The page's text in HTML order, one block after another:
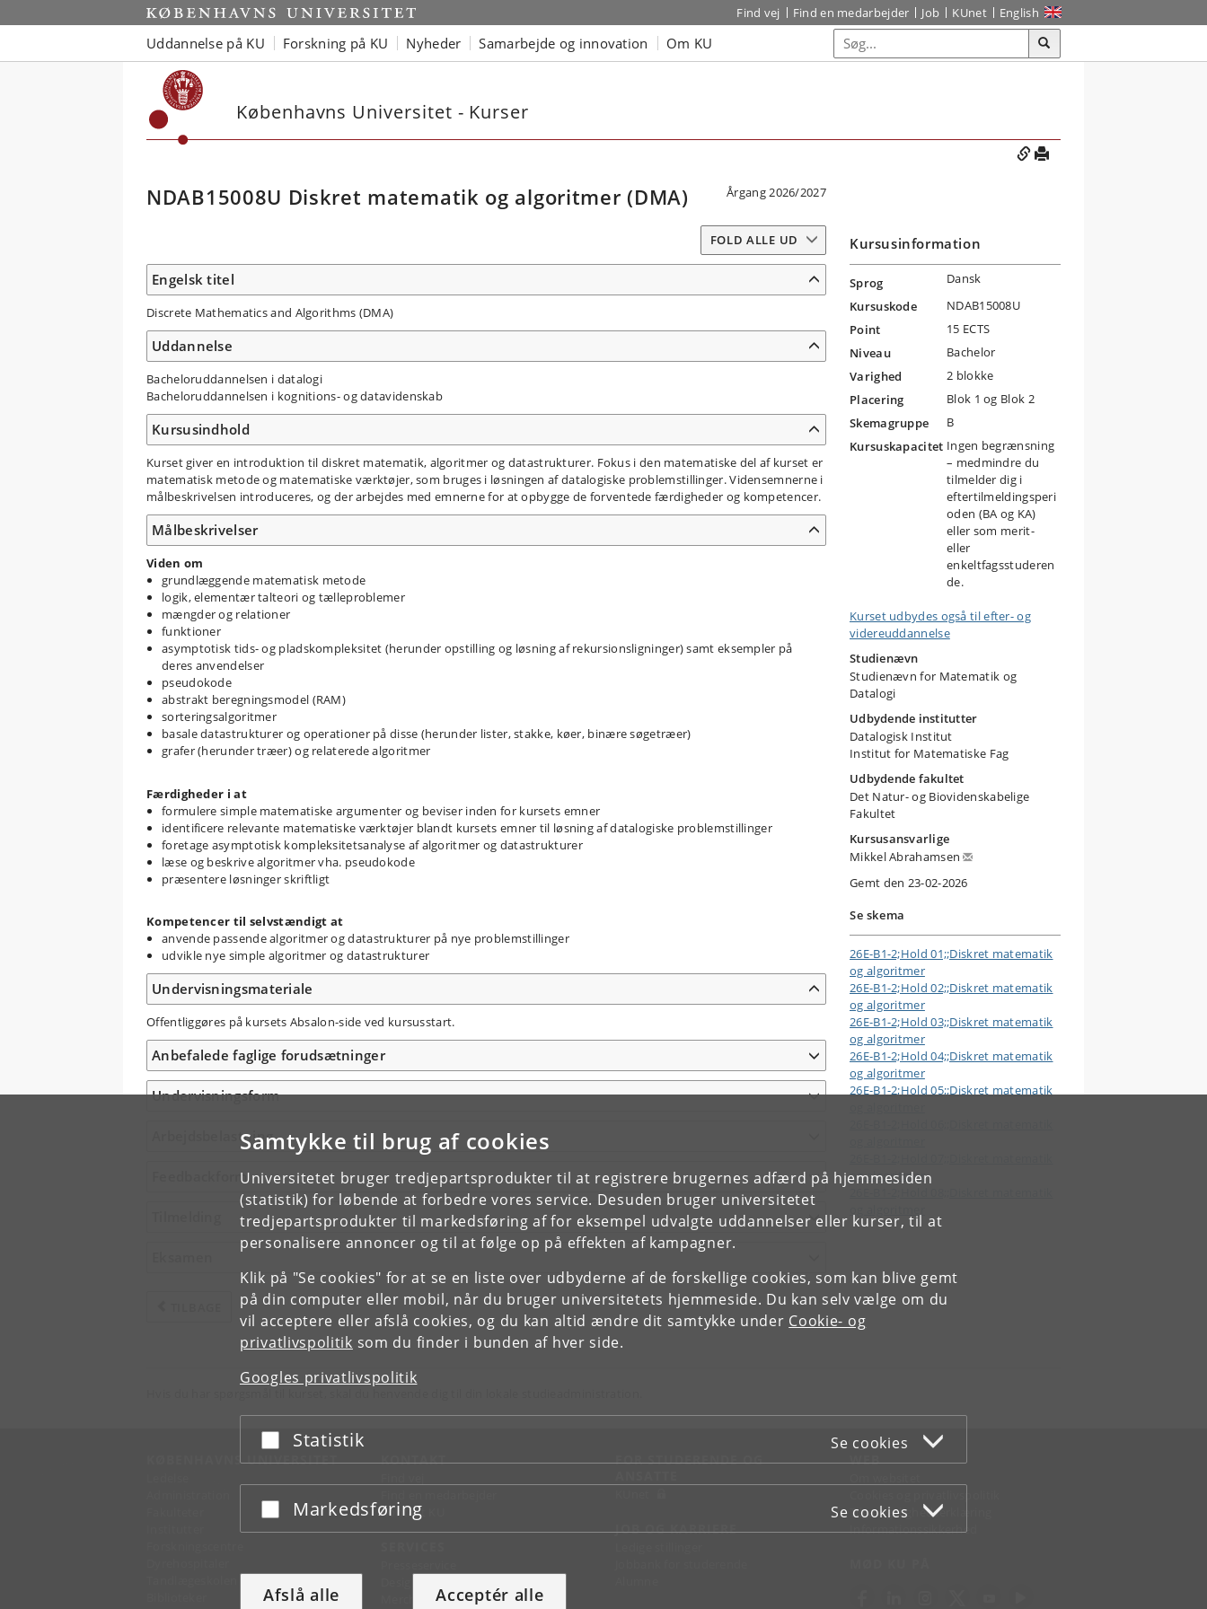
Samtykke til brug af cookies
Universitetet bruger tredjepartsprodukter til at registrere brugernes adfærd på hjemmesiden
(statistik) for løbende at forbedre vores service. Desuden bruger universitetet
tredjepartsprodukter til markedsføring af for eksempel udvalgte uddannelser eller kurser, til at
personalisere annoncer og til at følge op på effekten af kampagner.
Klik på "Se cookies" for at se en liste over udbyderne af de forskellige cookies, som kan blive gemt
på din computer eller mobil, når du bruger universitetets hjemmeside. Du kan selv vælge om du
vil acceptere eller afslå cookies, og du kan altid ændre dit samtykke under Cookie- og
privatlivspolitik som du finder i bunden af hver side.
Googles privatlivspolitik
Acceptér eller afslå
Statistik Se cookies
Acceptér eller afslå
Markedsføring Se cookies
Afslå alle Acceptér alle
Find vej Find en medarbejder Job KUnet English
Uddannelse på KU Forskning på KU Nyheder Samarbejde og innovation Om KU
Københavns Universitet - Kurser
NDAB15008U Diskret matematik og algoritmer (DMA) Årgang 2026/2027
FOLD ALLE UD
Engelsk titel
Discrete Mathematics and Algorithms (DMA)
Uddannelse
Bacheloruddannelsen i datalogi
Bacheloruddannelsen i kognitions- og datavidenskab
Kursusindhold
Kurset giver en introduktion til diskret matematik, algoritmer og datastrukturer. Fokus i den matematiske del af kurset er
matematisk metode og matematiske værktøjer, som bruges i løsningen af datalogiske problemstillinger. Vidensemnerne i
målbeskrivelsen introduceres, og der arbejdes med emnerne for at opbygge de forventede færdigheder og kompetencer.
Målbeskrivelser
Viden om
grundlæggende matematisk metode
logik, elementær talteori og tælleproblemer
mængder og relationer
funktioner
asymptotisk tids- og pladskompleksitet (herunder opstilling og løsning af rekursionsligninger) samt eksempler på
deres anvendelser
pseudokode
abstrakt beregningsmodel (RAM)
sorteringsalgoritmer
basale datastrukturer og operationer på disse (herunder lister, stakke, køer, binære søgetræer)
grafer (herunder træer) og relaterede algoritmer
Færdigheder i at
formulere simple matematiske argumenter og beviser inden for kursets emner
identificere relevante matematiske værktøjer blandt kursets emner til løsning af datalogiske problemstillinger
foretage asymptotisk kompleksitetsanalyse af algoritmer og datastrukturer
læse og beskrive algoritmer vha. pseudokode
præsentere løsninger skriftligt
Kompetencer til selvstændigt at
anvende passende algoritmer og datastrukturer på nye problemstillinger
udvikle nye simple algoritmer og datastrukturer
Undervisningsmateriale
Offentliggøres på kursets Absalon-side ved kursusstart.
Anbefalede faglige forudsætninger
Undervisningsform
Arbejdsbelastning
Feedbackform
Kursusinformation
Sprog
Dansk
Kursuskode
NDAB15008U
Point
15 ECTS
Niveau
Bachelor
Varighed
2 blokke
Placering
Blok 1 og Blok 2
Skemagruppe
B
Kursuskapacitet Ingen begrænsning
– medmindre du
tilmelder dig i
eftertilmeldingsperi
oden (BA og KA)
eller som merit-
eller
enkeltfagsstuderen
de.
Kurset udbydes også til efter- og
videreuddannelse
Studienævn
Studienævn for Matematik og
Datalogi
Udbydende institutter
Datalogisk Institut
Institut for Matematiske Fag
Udbydende fakultet
Det Natur- og Biovidenskabelige
Fakultet
Kursusansvarlige
Mikkel Abrahamsen
Gemt den 23-02-2026
Se skema
26E-B1-2;Hold 01;;Diskret matematik
og algoritmer
26E-B1-2;Hold 02;;Diskret matematik
og algoritmer
26E-B1-2;Hold 03;;Diskret matematik
og algoritmer
26E-B1-2;Hold 04;;Diskret matematik
og algoritmer
26E-B1-2;Hold 05;;Diskret matematik
og algoritmer
KØBENHAVNS UNIVERSITET KONTAKT
Kontakt KU
Merchandise
FOR STUDERENDE OG
JOB OG KARRIERE
WEB
Tilgængelighedserklæring
Informationssikkerhed